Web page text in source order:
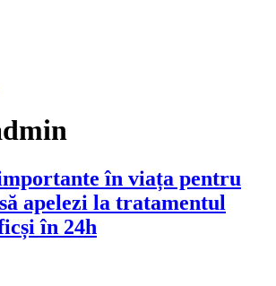
în viața pentru
apelezi la tratamentul
în 24h